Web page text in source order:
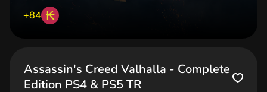
+84 ₭
Assassin's Creed Valhalla - Complete
Edition PS4 & PS5 TR